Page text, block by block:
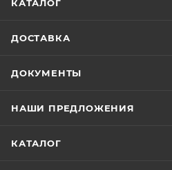
КАТАЛОГ
ДОСТАВКА
ДОКУМЕНТЫ
НАШИ ПРЕДЛОЖЕНИЯ
КАТАЛОГ